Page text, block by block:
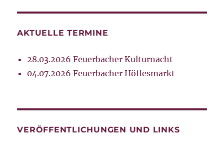
AKTUELLE TERMINE
28.03.2026 Feuerbacher Kulturnacht
04.07.2026 Feuerbacher Höflesmarkt
VERÖFFENTLICHUNGEN UND LINKS